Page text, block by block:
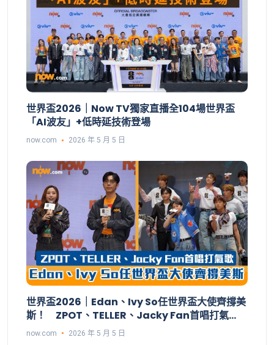
世界盃2026｜Now TV獨家直播全104場世界盃
「AI波友」+低時延技術登場
now.com 2026 年 5 月 5 日
世界盃2026｜Edan、Ivy So任世界盃大使齊撐美
斯！ ZPOT、TELLER、Jacky Fan首唱打氣
歌：投入咗好多熱情
now.com 2026 年 5 月 5 日